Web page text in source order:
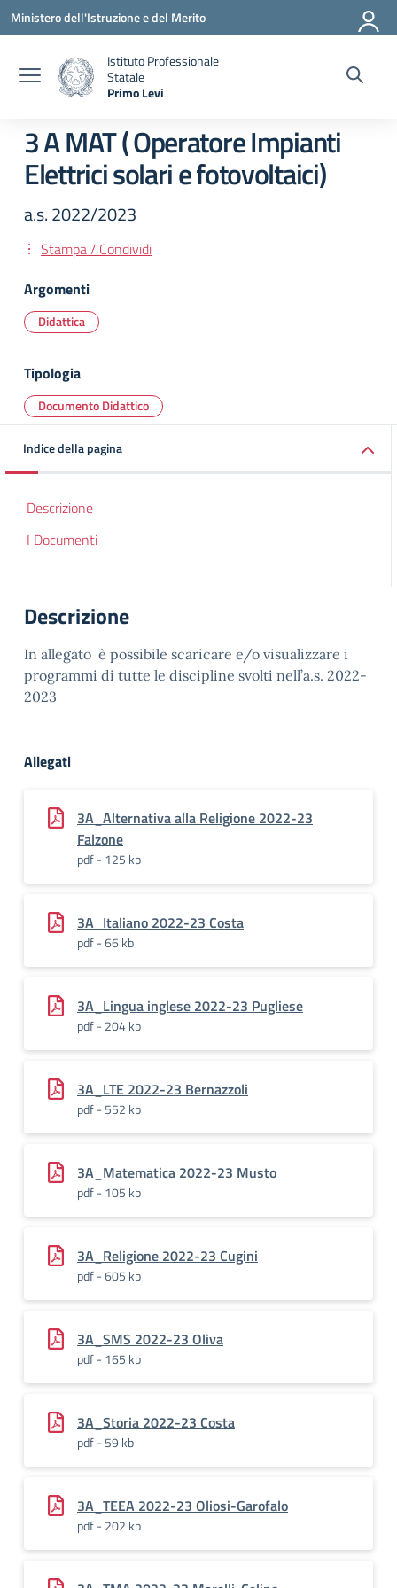
Vai ai contenuti
Vai al menu di navigazione
Vai al footer
Ministero dell'Istruzione e del Merito
Istituto Professionale
Statale
Primo Levi
3 A MAT ( Operatore Impianti
Elettrici solari e fotovoltaici)
a.s. 2022/2023
Stampa / Condividi
Argomenti
Didattica
Tipologia
Documento Didattico
Indice della pagina
Descrizione
I Documenti
Descrizione
In allegato è possibile scaricare e/o visualizzare i
programmi di tutte le discipline svolti nell’a.s. 2022-
2023
Allegati
3A_Alternativa alla Religione 2022-23
Falzone
pdf - 125 kb
3A_Italiano 2022-23 Costa
pdf - 66 kb
3A_Lingua inglese 2022-23 Pugliese
pdf - 204 kb
3A_LTE 2022-23 Bernazzoli
pdf - 552 kb
3A_Matematica 2022-23 Musto
pdf - 105 kb
3A_Religione 2022-23 Cugini
pdf - 605 kb
3A_SMS 2022-23 Oliva
pdf - 165 kb
3A_Storia 2022-23 Costa
pdf - 59 kb
3A_TEEA 2022-23 Oliosi-Garofalo
pdf - 202 kb